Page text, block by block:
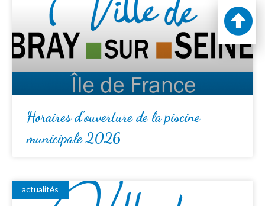
Horaires d’ouverture de la piscine
municipale 2026
actualités